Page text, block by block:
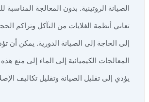
الصيانة الروتينية. بدون المعالجة المناسبة
تعاني أنظمة الغلايات من التآكل وتراكم
إلى الحاجة إلى الصيانة الدورية. يمكن أن
المعالجات الكيميائية إلى الماء إلى منع
يؤدي إلى تقليل الصيانة وتقليل تكاليف